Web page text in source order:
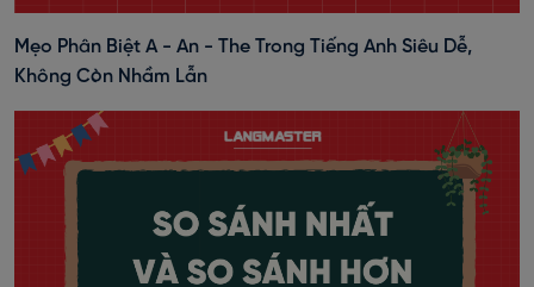
Mẹo Phân Biệt A - An - The Trong Tiếng Anh Siêu Dễ,
Không Còn Nhầm Lẫn